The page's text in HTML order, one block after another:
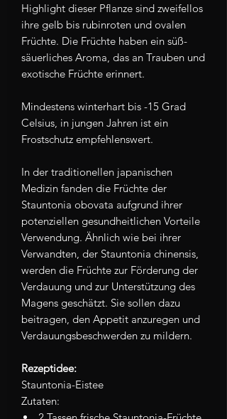
Highlight dieser Pflanze sind zweifellos
ihre gelb bis rubinroten und ovalen
Früchte. Die Früchte haben ein süß-
säuerliches Aroma, das an Trauben und
exotische Früchte erinnert.
Mindestens winterhart bis -15 Grad
Celsius, in jungen Jahren ist ein
Frostschutz empfehlenswert.
In der traditionellen japanischen
Medizin fanden die Früchte der
Stauntonia obovata aufgrund ihrer
potenziellen gesundheitlichen Vorteile
Verwendung. Ähnlich wie bei ihrer
Verwandten, der Stauntonia chinensis,
werden die Früchte zur Förderung der
Verdauung und zur Unterstützung des
Magens geschätzt. Sie sollen dazu
beitragen, den Appetit anzuregen und
Verdauungsbeschwerden zu mildern.
Rezeptidee:
Stauntonia-Eistee
Zutaten: